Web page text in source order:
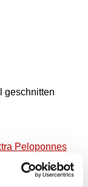
geschnitten
Peloponnes